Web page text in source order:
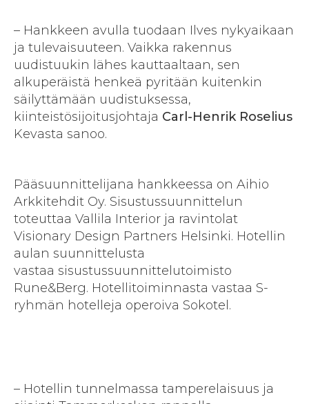
– Hankkeen avulla tuodaan Ilves nykyaikaan
ja tulevaisuuteen. Vaikka rakennus
uudistuukin lähes kauttaaltaan, sen
alkuperäistä henkeä pyritään kuitenkin
säilyttämään uudistuksessa,
kiinteistösijoitusjohtaja Carl-Henrik Roselius
Kevasta sanoo.
Pääsuunnittelijana hankkeessa on Aihio
Arkkitehdit Oy. Sisustussuunnittelun
toteuttaa Vallila Interior ja ravintolat
Visionary Design Partners Helsinki. Hotellin
aulan suunnittelusta
vastaa sisustussuunnittelutoimisto
Rune&Berg. Hotellitoiminnasta vastaa S-
ryhmän hotelleja operoiva Sokotel.
– Hotellin tunnelmassa tamperelaisuus ja